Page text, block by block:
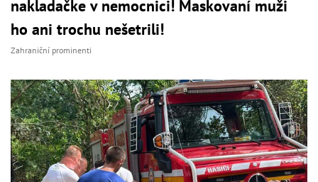
nakladačke v nemocnici! Maskovaní muži
ho ani trochu nešetrili!
Zahraniční prominenti